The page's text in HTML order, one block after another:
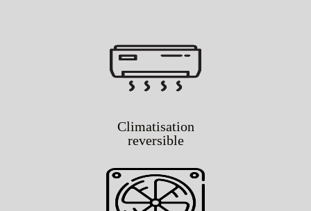
Climatisation
reversible